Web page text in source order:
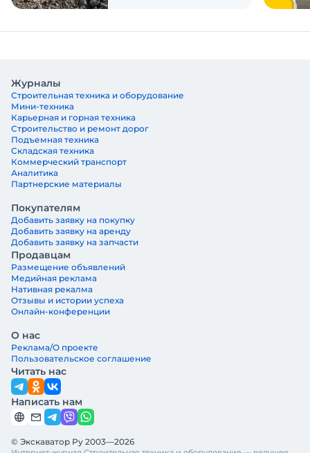
Журналы
Строительная техника и оборудование
Мини-техника
Карьерная и горная техника
Строительство и ремонт дорог
Подъемная техника
Складская техника
Коммерческий транспорт
Аналитика
Партнерские материалы
Покупателям
Добавить заявку на покупку
Добавить заявку на аренду
Добавить заявку на запчасти
Продавцам
Размещение объявлений
Медийная реклама
Нативная рекалма
Отзывы и истории успеха
Онлайн-конференции
О нас
Реклама/О проекте
Пользовательское соглашение
Читать нас
Написать нам
© Экскаватор Ру 2003—2026